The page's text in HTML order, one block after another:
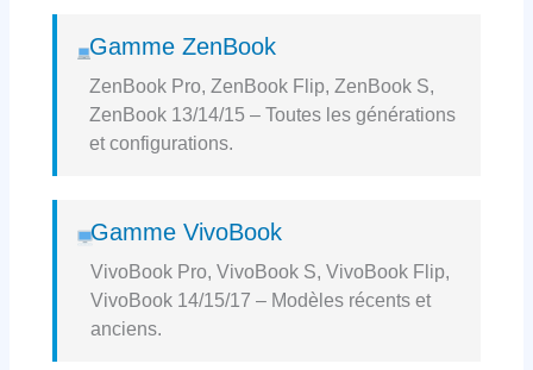
Gamme ZenBook
ZenBook Pro, ZenBook Flip, ZenBook S,
ZenBook 13/14/15 – Toutes les générations
et configurations.
Gamme VivoBook
VivoBook Pro, VivoBook S, VivoBook Flip,
VivoBook 14/15/17 – Modèles récents et
anciens.